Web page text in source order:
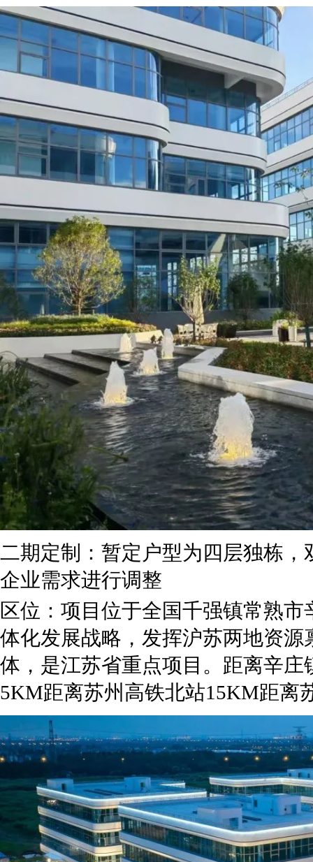
二期定制：暂定户型为四层独栋，
企业需求进行调整
区位：项目位于全国千强镇常熟
体化发展战略，发挥沪苏两地资
体，是江苏省重点项目。距离辛
5KM距离苏州高铁北站15KM距离